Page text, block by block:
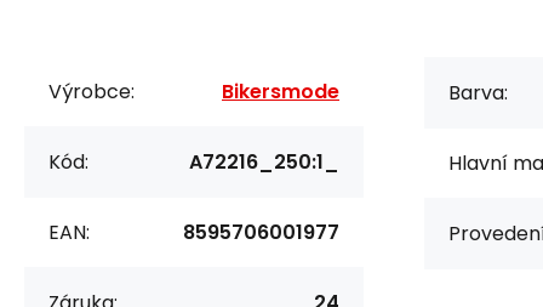
Výrobce: Bikersmode
Kód: A72216_250:1_
EAN: 8595706001977
Barva:
Hlavní